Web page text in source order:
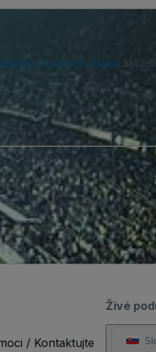
osobných údajov .
Živé
/ Kontaktujte